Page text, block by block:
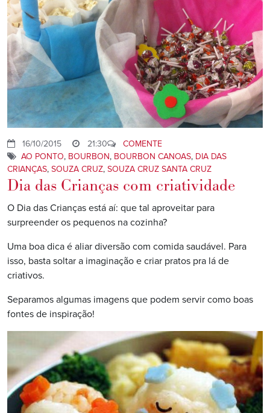
16/10/2015 21:30
COMENTE
AO PONTO, BOURBON, BOURBON CANOAS, DIA DAS
CRIANÇAS, SOUZA CRUZ, SOUZA CRUZ SANTA CRUZ
Dia das Crianças com criatividade
O Dia das Crianças está aí: que tal aproveitar para
surpreender os pequenos na cozinha?
Uma boa dica é aliar diversão com comida saudável. Para
isso, basta soltar a imaginação e criar pratos pra lá de
criativos.
Separamos algumas imagens que podem servir como boas
fontes de inspiração!